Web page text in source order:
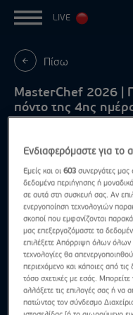
LIVE
Πίσω
MasterChef 2026 |
πόντο της 4ης
Highlights
Ενδιαφερόμαστε για το
Εμείς και οι603 συνεργάτες
δεδομένα περιήγησης ή
σε αυτά στη συσκευή σας. Αν
ενεργοποίηση τεχνολογιών
σκοποί που εμφανίζονται
μας επεξεργαζόμαστε τα
επιλέξετε Απόρριψη όλων όλων
τεχνολογίες θα
περιεχόμενο και κάποιες από
τόσο σχετικές με εσάς.
αλλάξετε τις επιλογές σας ή να
πατώντας τον σύνδεσμο